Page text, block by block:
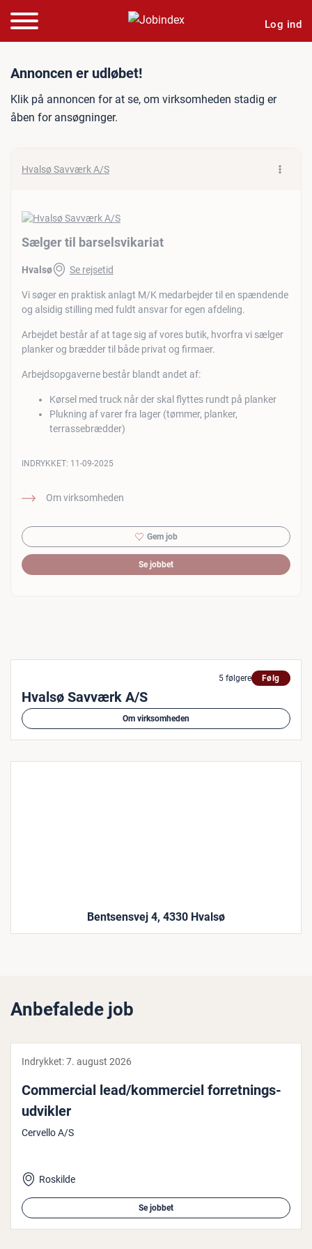
Log ind
Jobannonce: Sælger til
Annoncen er udløbet!
Klik på annoncen for at se, om virksomheden stadig er
åben for ansøgninger.
Hvalsø Savværk A/S
Sælger til barselsvikariat
Hvalsø Se rejsetid
Vi søger en praktisk anlagt M/K medarbejder til en spændende
og alsidig stilling med fuldt ansvar for egen afdeling.
Arbejdet består af at tage sig af vores butik, hvorfra vi sælger
planker og brædder til både privat og firmaer.
Arbejdsopgaverne består blandt andet af:
Kørsel med truck når der skal flyttes rundt på planker
Plukning af varer fra lager (tømmer, planker,
terrassebrædder)
Om virksomheden
INDRYKKET: 11-09-2025
Gem job
Se jobbet
5 følgere Følg
Hvalsø Savværk A/S
Om virksomheden
Bentsensvej 4, 4330 Hvalsø
Anbefalede job
Indrykket:7. august 2026
Com­merci­al lead/kom­merci­el for­ret­nings­
ud­vik­ler
Cervello A/S
Roskilde
Se jobbet